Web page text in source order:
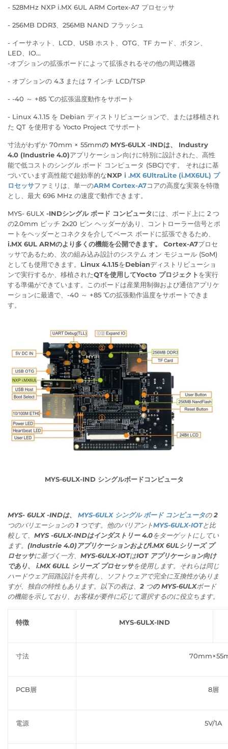
- 528MHz NXP i.MX 6UL ARM Cortex-A7 プロセッサ
- 256MB DDR3、256MB NAND フラッシュ
- イーサネット、LCD、USB ホスト、OTG、TF カード、ボタン、
LED、IO…
-オプションの拡張ボードによって拡張されるその他の周辺機器
- オプションの 4.3 または 7 インチ LCD/TSP
- -40 ～ +85 ℃の拡張温度動作をサポート
- Linux 4.1.15 を Debian ディストリビューションで、または移植され
た QT を使用する Yocto Project でサポート
寸法がわずか 70mm × 55mmの MYS-6ULX -INDは、 Industry
4.0 (Industrie 4.0)アプリケーション向けに特別に設計された、高性
能で低コストのシングル ボード コンピュータ (SBC)です。
それはに基
づいています高性能で超効率的なNXP i .MX 6UltraLite (i.MX6UL) プ
ロセッサファミリは、単一のARM Cortex-A7コアの高度な実装を特徴
とし、最大 696 MHz の速度で動作できます。
MYS- 6ULX -INDシングル ボード コンピュータには、ボード上に 2 つ
の2.0mm ピッチ 2x20 ピン ヘッダーがあり、コントローラー信号とポ
ートをヘッダーとコネクタを介してベース ボードに拡張できるため、
i.MX 6UL ARMのより多くの機能を公開できます。 Cortex-A7プロセ
ッサであるため、次の組み込み設計のシステム オン モジュール (SoM)
としても使用できます。 Linux 4.1.15をDebianディストリビューショ
ンで実行するか 、移植されたQTを使用してYocto プロジェクトを実行
する準備ができています。
このボードは産業用制御および通信アプリケ
ーションに最適で、 -40 ～ +85 ℃の拡張動作温度をサポートできま
す。
MYS-6ULX-IND シングルボードコンピュータ
MYS- 6ULX-INDは、 MYS-6ULX シングル ボード コンピュータの 2
つのバリエーションの 1 つです。他のバリアントMYS-6ULX-IOTと比
較して、MYS-6ULX-INDはインダストリー 4.0をターゲットにしてい
ます。 (Industrie 4.0)アプリケーションおよびi.MX 6ULシリーズ プ
ロセッサに基づく一方、 MYS-6ULX-IOTはIOT アプリケーション向け
であり、 i.MX 6ULL ​​ シリーズ プロセッサを使用します。
それらは同じ
ハードウェア回路設計を共有し、ソフトウェアで完全に互換性がありま
すが、独自の特性もあります。 以下の表は、2 つの MYS-6ULXボード
の機能を示しており、お客様が要件に応じて選択するのに役立ちます。
特徴 MYS-6ULX-IND
寸法
PCB層 8層
電源 5V/1A